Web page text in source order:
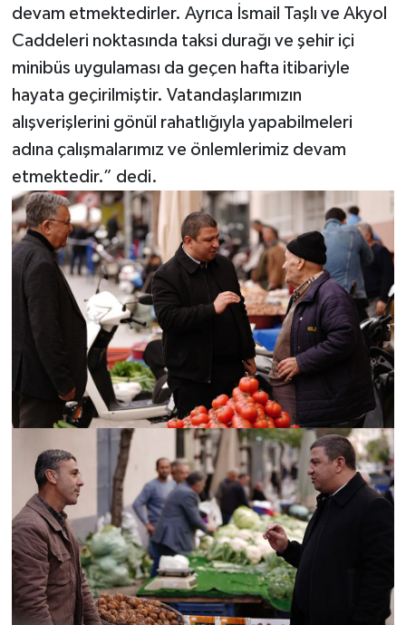
devam etmektedirler. Ayrıca İsmail Taşlı ve Akyol
Caddeleri noktasında taksi durağı ve şehir içi
minibüs uygulaması da geçen hafta itibariyle
hayata geçirilmiştir. Vatandaşlarımızın
alışverişlerini gönül rahatlığıyla yapabilmeleri
adına çalışmalarımız ve önlemlerimiz devam
etmektedir.” dedi.